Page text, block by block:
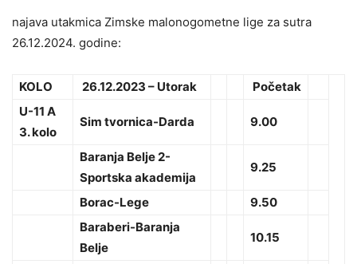
najava utakmica Zimske malonogometne lige za sutra
26.12.2024. godine:
KOLO 26.12.2023 – Utorak
Početak
U-11 A
3. kolo
Sim tvornica-Darda 9.00
Baranja Belje 2-
Sportska akademija
9.25
Borac-Lege
9.50
Baraberi-Baranja
Belje
10.15